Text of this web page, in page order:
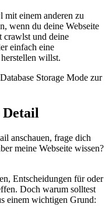
mit einem anderen zu
wenn du deine Webseite
crawlst und deine
einfach eine
willst.
Storage Mode zur
anschauen, frage dich
meine Webseite wissen?
Entscheidungen für oder
Doch warum solltest
einem wichtigen Grund: